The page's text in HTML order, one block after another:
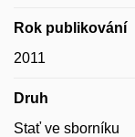
Rok publikování
2011
Druh
Stať ve sborníku